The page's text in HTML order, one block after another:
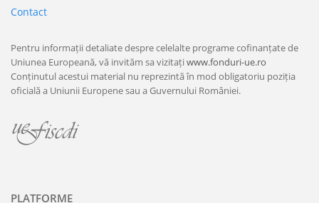
Contact
Pentru informații detaliate despre celelalte programe cofinanțate de
Uniunea Europeană, vă invităm sa vizitațiwww.fonduri-ue.ro
Conținutul acestui material nu reprezintă în mod obligatoriu poziția
oficială a Uniunii Europene sau a Guvernului României.
PLATFORME